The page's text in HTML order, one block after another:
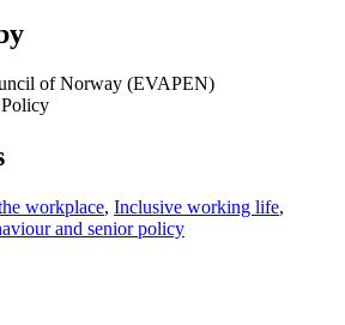
of Norway (EVAPEN)
workplace, Inclusive working life,
and senior policy